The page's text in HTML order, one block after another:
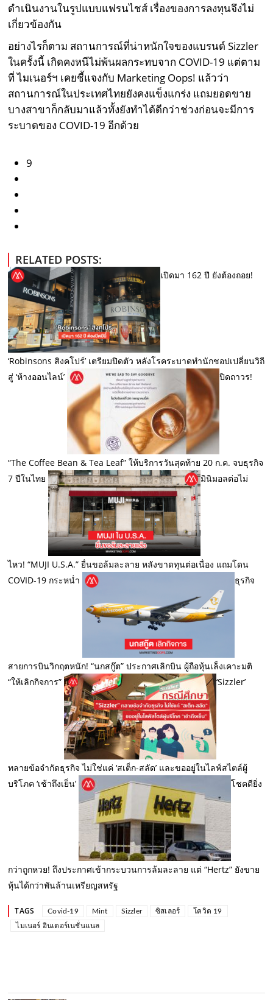
ดำเนินงานในรูปแบบแฟรนไชส์ เรื่องของการลงทุนจึงไม่
เกี่ยวข้องกัน
อย่างไรก็ตาม สถานการณ์ที่น่าหนักใจของแบรนด์ Sizzler
ในครั้งนี้ เกิดคงหนีไม่พ้นผลกระทบจาก COVID-19 แต่ตาม
ที่ ไมเนอร์ฯ เคยชี้แจงกับ Marketing Oops! แล้วว่า
สถานการณ์ในประเทศไทยยังคงแข็งแกร่ง แถมยอดขาย
บางสาขาก็กลับมาแล้วทั้งยังทำได้ดีกว่าช่วงก่อนจะมีการ
ระบาดของ COVID-19 อีกด้วย
9
RELATED POSTS:
เปิดมา 162 ปี ยังต้องถอย!
‘Robinsons สิงคโปร์’ เตรียมปิดตัว หลังโรคระบาดทำนักชอปเปลี่ยนวิถี
สู่ ‘ห้างออนไลน์’
ปิดถาวร!
“The Coffee Bean & Tea Leaf” ให้บริการวันสุดท้าย 20 ก.ค. จบธุรกิจ
7 ปีในไทย
มินิมอลต่อไม่
ไหว! “MUJI U.S.A.” ยื่นขอล้มละลาย หลังขาดทุนต่อเนื่อง แถมโดน
COVID-19 กระหน่ำ
ธุรกิจ
สายการบินวิกฤตหนัก! “นกสกู๊ต” ประกาศเลิกบิน ผู้ถือหุ้นเล็งเคาะมติ
“ให้เลิกกิจการ”
‘Sizzler’
ทลายข้อจำกัดธุรกิจ ไม่ใช่แค่ ‘สเต็ก-สลัด’ และขออยู่ในไลฟ์สไตล์ผู้
บริโภค ‘เช้าถึงเย็น’
โชคดียิ่ง
กว่าถูกหวย! ถึงประกาศเข้ากระบวนการล้มละลาย แต่ “Hertz” ยังขาย
หุ้นได้กว่าพันล้านเหรียญสหรัฐ
TAGS Covid-19 Mint Sizzler ซิสเลอร์
โควิด 19
ไมเนอร์ อินเตอร์เนชั่นแนล